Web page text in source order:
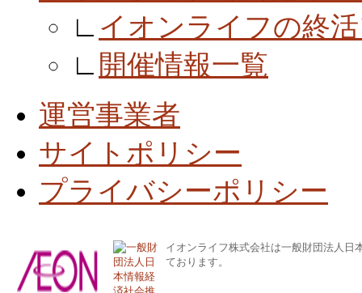
∟ イオンライフの終
∟ 開催情報一覧
運営事業者
サイトポリシー
プライバシーポリシー
イオンライフ株式会社は一般財団法人日
ております。